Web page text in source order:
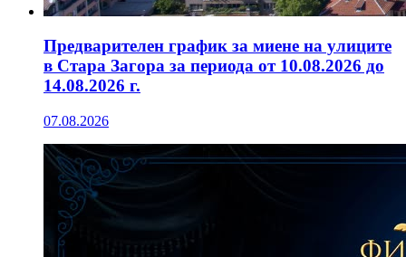
Предварителен график за миене на улиците
в Стара Загора за периода от 10.08.2026 до
14.08.2026 г.
07.08.2026